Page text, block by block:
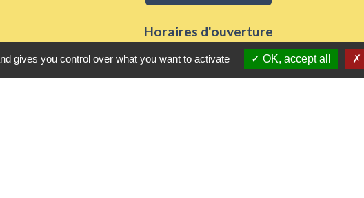
Horaires d'ouverture
Du lundi au vendredi de 8h30 à 12h et 13h30 à 17h30
Samedi 8h30 à 12h
gives you control over what you want to activate OK, accept all